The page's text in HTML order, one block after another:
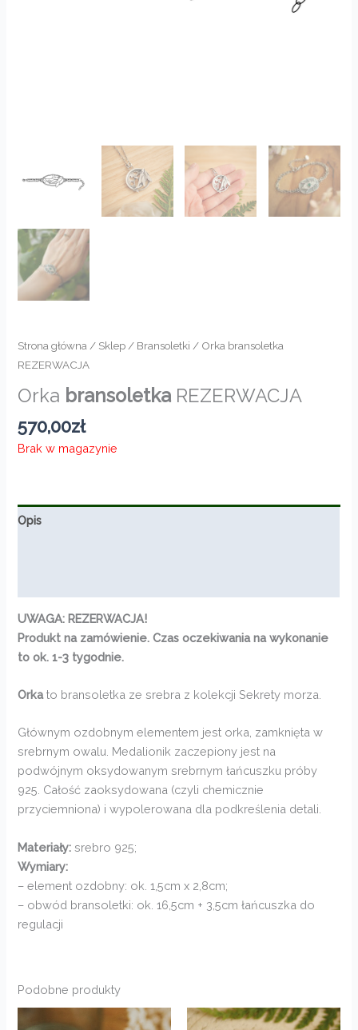
Strona główna / Sklep / Bransoletki / Orka bransoletka
REZERWACJA
Orka bransoletka REZERWACJA
570,00zł
Brak w magazynie
Opis
UWAGA: REZERWACJA!
Produkt na zamówienie. Czas oczekiwania na wykonanie
to ok. 1-3 tygodnie.
Orkato bransoletka ze srebra z kolekcji Sekrety morza.
Głównym ozdobnym elementem jest orka, zamknięta w
srebrnym owalu. Medalionik zaczepiony jest na
podwójnym oksydowanym srebrnym łańcuszku próby
925. Całość zaoksydowana (czyli chemicznie
przyciemniona) i wypolerowana dla podkreślenia detali.
Materiały: srebro 925;
Wymiary:
– element ozdobny: ok. 1,5cm x 2,8cm;
– obwód bransoletki: ok. 16,5cm + 3,5cm łańcuszka do
regulacji
Podobne produkty